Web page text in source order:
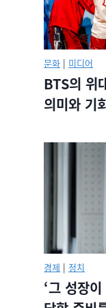
문화 | 미디어
BTS의 위
의미와 기
경제 | 정치
‘그 성장